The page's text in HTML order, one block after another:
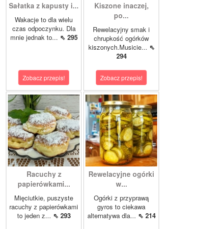
Sałatka z kapusty i...
Wakacje to dla wielu
czas odpoczynku. Dla
mnie jednak to... ⇖ 295
Zobacz przepis!
Kiszone inaczej,
po...
Rewelacyjny smak i
chrupkość ogórków
kiszonych.Musicie... ⇖
294
Zobacz przepis!
Racuchy z
papierówkami...
Mięciutkie, puszyste
racuchy z papierówkami
to jeden z... ⇖ 293
Rewelacyjne ogórki
w...
Ogórki z przyprawą
gyros to ciekawa
alternatywa dla... ⇖ 214